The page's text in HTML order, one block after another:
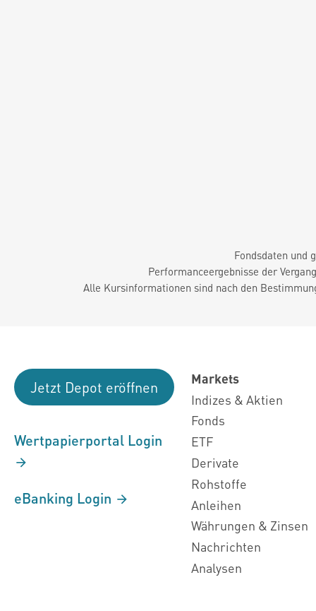
Fondsdaten und
Performanceergebnisse der
Alle Kursinformationen sind nach den
Jetzt Depot eröffnen
Wertpapierportal Login
eBanking Login
Markets
Indizes & Aktien
Fonds
ETF
Derivate
Rohstoffe
Anleihen
Währungen & Zinsen
Nachrichten
Analysen